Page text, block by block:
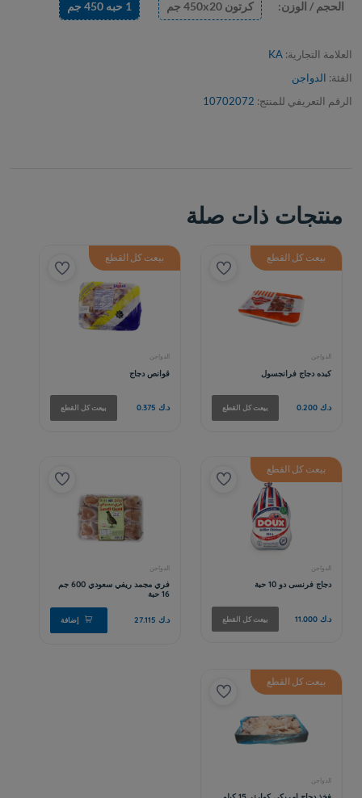
الحجم / الوزن: كرتون 450x20 جم 1 حبه 450 جم
العلامة التجارية: KA
الفئة: الدواجن
الرقم التعريفي للمنتج: 10702072
منتجات ذات صلة
بيعت كل القطع بيعت كل القطع
بيعت كل القطع
بيعت كل القطع